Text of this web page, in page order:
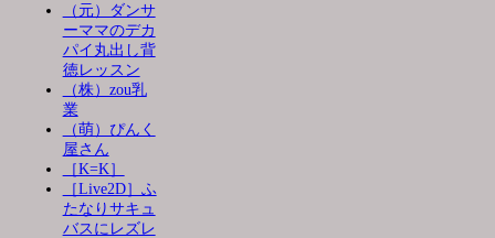
（元）ダンサ
ーママのデカ
パイ丸出し背
徳レッスン
（株）zou乳
業
（萌）ぴんく
屋さん
［K=K］
［Live2D］ふ
たなりサキュ
バスにレズレ